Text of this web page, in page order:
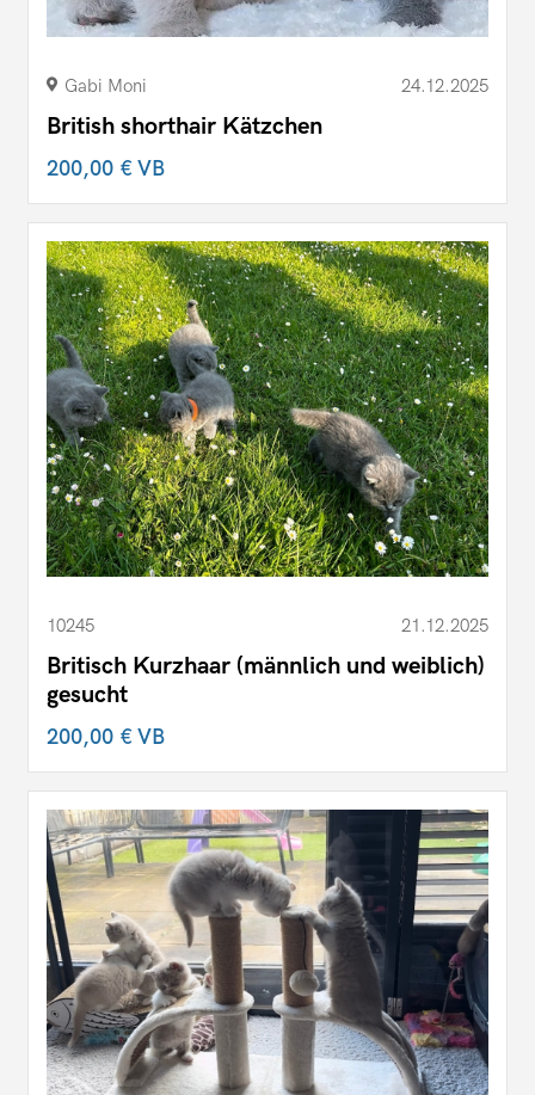
Gabi Moni 24.12.2025
British shorthair Kätzchen
200,00 €VB
10245 21.12.2025
Britisch Kurzhaar (männlich und weiblich)
gesucht
200,00 €VB